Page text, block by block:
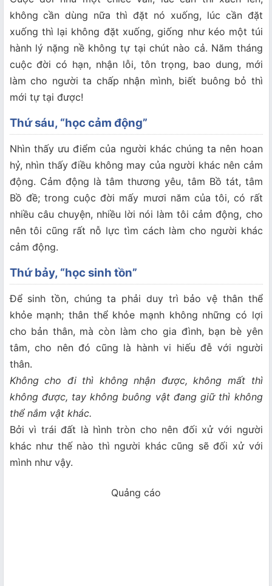
không cần dùng nữa thì đặt nó xuống, lúc cần đặt
xuống thì lại không đặt xuống, giống như kéo một túi
hành lý nặng nề không tự tại chút nào cả. Năm tháng
cuộc đời có hạn, nhận lỗi, tôn trọng, bao dung, mới
làm cho người ta chấp nhận mình, biết buông bỏ thì
mới tự tại được!
Thứ sáu, “học cảm động”
Nhìn thấy ưu điểm của người khác chúng ta nên hoan
hỷ, nhìn thấy điều không may của người khác nên cảm
động. Cảm động là tâm thương yêu, tâm Bồ tát, tâm
Bồ đề; trong cuộc đời mấy mươi năm của tôi, có rất
nhiều câu chuyện, nhiều lời nói làm tôi cảm động, cho
nên tôi cũng rất nỗ lực tìm cách làm cho người khác
cảm động.
Thứ bảy, “học sinh tồn”
Để sinh tồn, chúng ta phải duy trì bảo vệ thân thể
khỏe mạnh; thân thể khỏe mạnh không những có lợi
cho bản thân, mà còn làm cho gia đình, bạn bè yên
tâm, cho nên đó cũng là hành vi hiếu đễ với người
thân.
Không cho đi thì không nhận được, không mất thì
không được, tay không buông vật đang giữ thì không
thể nắm vật khác.
Bởi vì trái đất là hình tròn cho nên đối xử với người
khác như thế nào thì người khác cũng sẽ đối xử với
mình như vậy.
Quảng cáo